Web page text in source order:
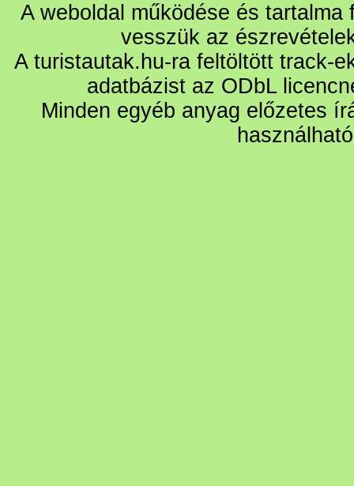
A weboldal működése és
vesszük az
A turistautak.hu-ra feltöltött track-
adatbázist az ODbL
Minden egyéb anyag előzetes